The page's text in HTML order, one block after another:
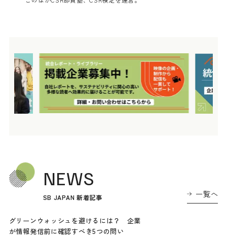
NEWS
SB JAPAN 新着記事 一覧へ
グリーンウォッシュを避けるには？ 企業
が情報発信前に確認すべき5つの問い